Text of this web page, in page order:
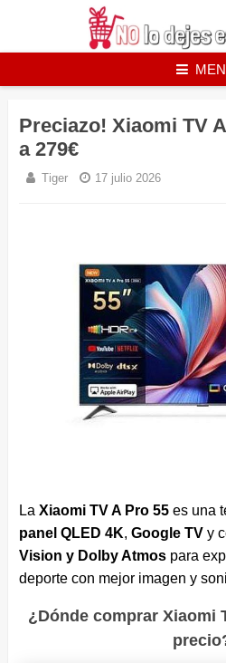
Preciazo! Xiaomi TV
a 279€
Tiger 17 julio 2026
La Xiaomi TV A Pro 55es una
panel QLED 4K, Google TVy
Vision y Dolby Atmospara
deporte con mejor imagen y
¿Dónde comprar Xiaomi